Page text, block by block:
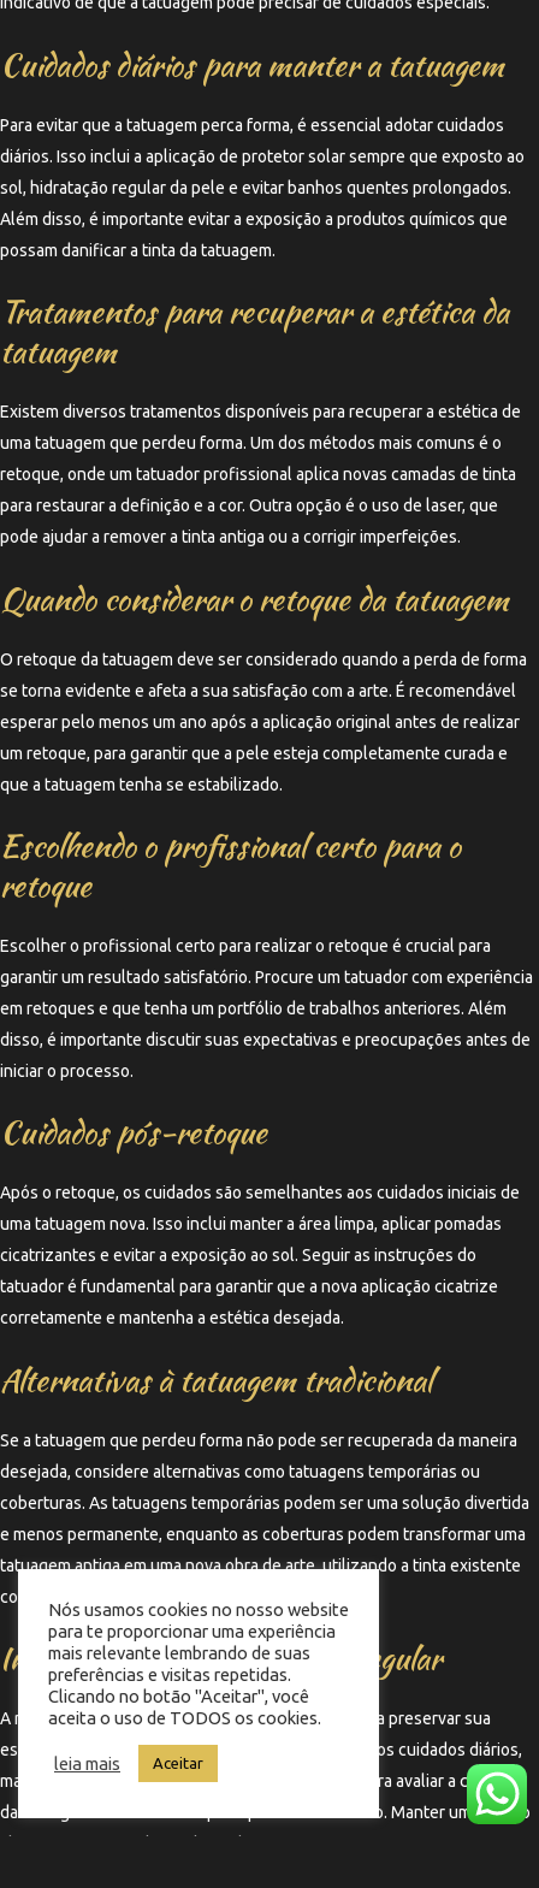
Cuidados diários para manter a tatuagem
Para evitar que a tatuagem perca forma, é essencial adotar cuidados
diários. Isso inclui a aplicação de protetor solar sempre que exposto ao
sol, hidratação regular da pele e evitar banhos quentes prolongados.
Além disso, é importante evitar a exposição a produtos químicos que
possam danificar a tinta da tatuagem.
Tratamentos para recuperar a estética da
tatuagem
Existem diversos tratamentos disponíveis para recuperar a estética de
uma tatuagem que perdeu forma. Um dos métodos mais comuns é o
retoque, onde um tatuador profissional aplica novas camadas de tinta
para restaurar a definição e a cor. Outra opção é o uso de laser, que
pode ajudar a remover a tinta antiga ou a corrigir imperfeições.
Quando considerar o retoque da tatuagem
O retoque da tatuagem deve ser considerado quando a perda de forma
se torna evidente e afeta a sua satisfação com a arte. É recomendável
esperar pelo menos um ano após a aplicação original antes de realizar
um retoque, para garantir que a pele esteja completamente curada e
que a tatuagem tenha se estabilizado.
Escolhendo o profissional certo para o
retoque
Escolher o profissional certo para realizar o retoque é crucial para
garantir um resultado satisfatório. Procure um tatuador com experiência
em retoques e que tenha um portfólio de trabalhos anteriores. Além
disso, é importante discutir suas expectativas e preocupações antes de
iniciar o processo.
Cuidados pós-retoque
Após o retoque, os cuidados são semelhantes aos cuidados iniciais de
uma tatuagem nova. Isso inclui manter a área limpa, aplicar pomadas
cicatrizantes e evitar a exposição ao sol. Seguir as instruções do
tatuador é fundamental para garantir que a nova aplicação cicatrize
corretamente e mantenha a estética desejada.
Alternativas à tatuagem tradicional
Se a tatuagem que perdeu forma não pode ser recuperada da maneira
desejada, considere alternativas como tatuagens temporárias ou
coberturas. As tatuagens temporárias podem ser uma solução divertida
e menos permanente, enquanto as coberturas podem transformar uma
tatuagem antiga em uma nova obra de arte, utilizando a tinta existente
como base para um novo design.
Importância da manutenção regular
A manutenção regular da tatuagem é essencial para preservar sua
estética ao longo do tempo. Isso inclui não apenas os cuidados diários,
mas também visitas periódicas a um profissional para avaliar a condição
da tatuagem e realizar retoques quando necessário. Manter um diálogo
Nós usamos cookies no nosso website
para te proporcionar uma experiência
mais relevante lembrando de suas
preferências e visitas repetidas.
Clicando no botão "Aceitar", você
aceita o uso de TODOS os cookies.
leia mais Aceitar